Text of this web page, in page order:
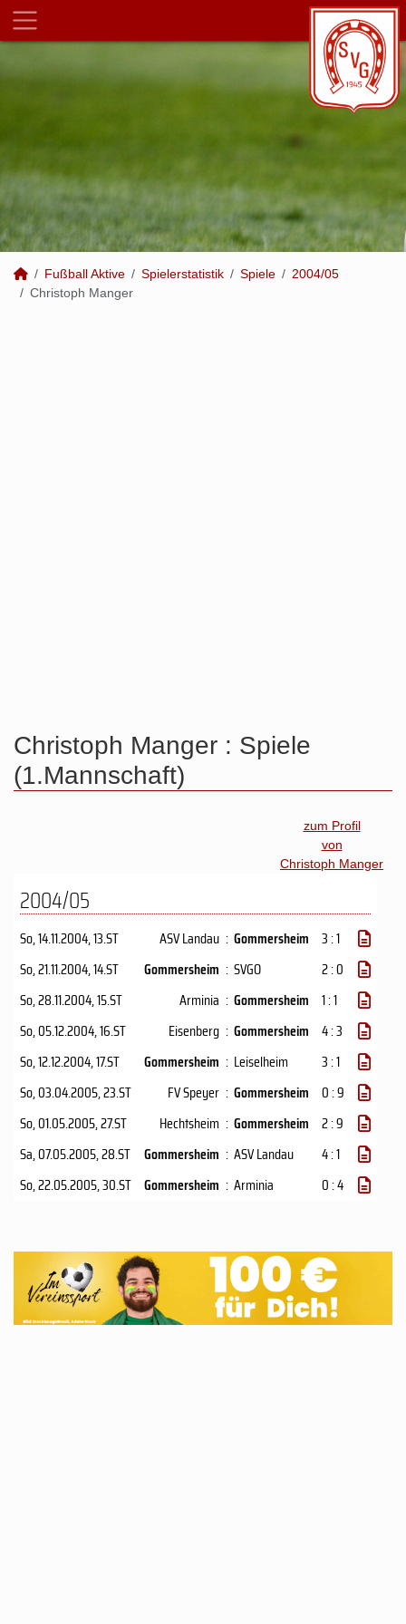
Fußball Aktive Spielerstatistik Spiele
2004/05
Christoph Manger
Christoph Manger : Spiele
(1.Mannschaft)
zum Profil
von
Christoph Manger
2004/05
So, 14.11.2004, 13.ST ASV Landau : Gommersheim 3 : 1
So, 21.11.2004, 14.ST Gommersheim : SVGO
2 : 0
So, 28.11.2004, 15.ST Arminia : Gommersheim 1 : 1
So, 05.12.2004, 16.ST Eisenberg : Gommersheim 4 : 3
So, 12.12.2004, 17.ST Gommersheim : Leiselheim
3 : 1
So, 03.04.2005, 23.ST FV Speyer : Gommersheim 0 : 9
So, 01.05.2005, 27.ST Hechtsheim : Gommersheim 2 : 9
Sa, 07.05.2005, 28.ST Gommersheim : ASV Landau
4 : 1
So, 22.05.2005, 30.ST Gommersheim : Arminia 0 : 4